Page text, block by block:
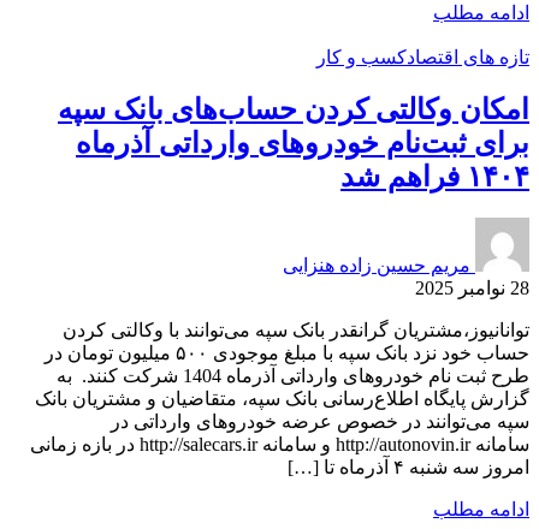
ادامه مطلب
تازه های اقتصادکسب و کار
امکان وکالتی کردن حساب‌های بانک سپه
برای ثبت‌نام خودروهای وارداتی آذرماه
۱۴۰۴ فراهم شد
مریم حسین زاده هنزایی
28 نوامبر 2025
توانانیوز،مشتریان گرانقدر بانک سپه می‌توانند با وکالتی کردن
حساب خود نزد بانک سپه با مبلغ موجودی ۵۰۰ میلیون تومان در
طرح ثبت نام خودرو‌های وارداتی آذر‌ماه 1404 شرکت کنند. به
گزارش پایگاه اطلاع‌رسانی بانک سپه، متقاضیان و مشتریان بانک
سپه می‌توانند در خصوص عرضه خودروهای وارداتی در
سامانه http://autonovin.ir و سامانه http://salecars.ir در بازه زمانی
امروز سه شنبه ۴ آذر‌‎ماه تا […]
ادامه مطلب